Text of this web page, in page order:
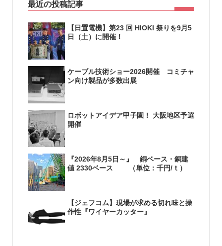
最近の投稿記事
【日置電機】第23 回 HIOKI 祭りを9月5
日（土）に開催！
ケーブル技術ショー2026開催 コミチャ
ン向け製品が多数出展
ロボットアイデア甲子園！ 大阪地区予選
開催
『2026年8月5日～』 銅ベース・銅建
値 2330ベース （単位：千円/ｔ）
【ジェフコム】現場が求める切れ味と操
作性『ワイヤーカッター』